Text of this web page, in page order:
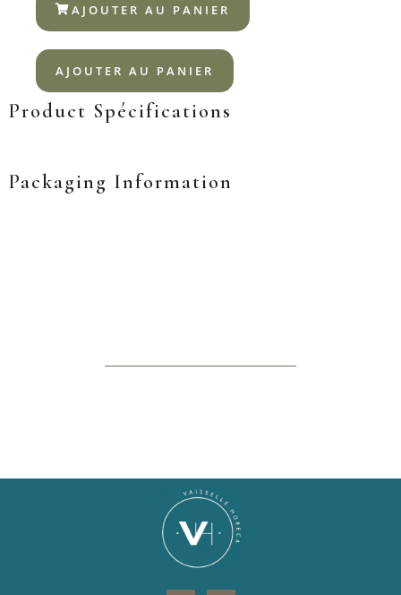
AJOUTER AU PANIER
AJOUTER AU PANIER
Product Spécifications
Packaging Information